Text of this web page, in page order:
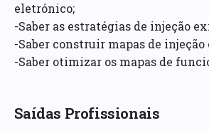
eletrónico;
-Saber as estratégias de injeção
-Saber construir mapas de injeção
-Saber otimizar os mapas de
Saídas Profissionais